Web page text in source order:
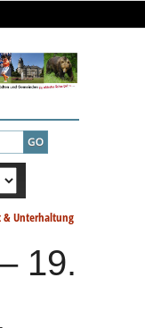
& Unterhaltung
19.